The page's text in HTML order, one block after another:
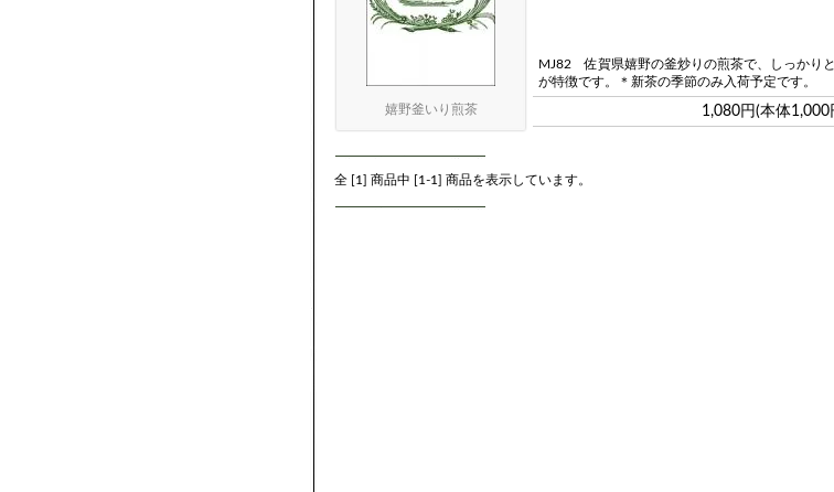
嬉野釜いり煎茶
MJ82 佐賀県嬉野の釜炒りの煎茶で、しっかり
が特徴です。＊新茶の季節のみ入荷予定です。
1,080円(本体1,000
全 [1] 商品中 [1-1] 商品を表示しています。